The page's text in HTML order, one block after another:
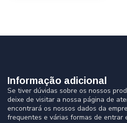
Informação adicional
Se tiver dúvidas sobre os nossos
deixe de visitar a nossa página de
encontrará os nossos dados da
frequentes e várias formas de entrar